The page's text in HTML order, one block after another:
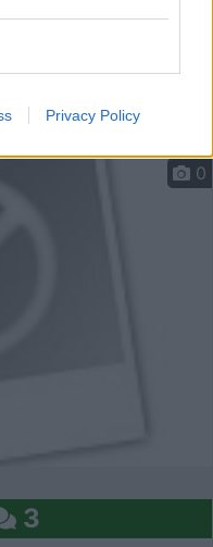
Privacy Policy
0
3